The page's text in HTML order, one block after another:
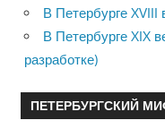
В Петербурге
В Петербурге XIX
разработке)
ПЕТЕРБУРГСКИЙ